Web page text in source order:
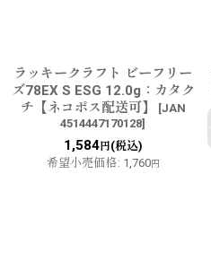
ラッキークラフト ビーフリー
ズ78EX S ESG 12.0g：カタク
チ【ネコポス配送可】
[JAN
4514447170128]
1,584円(税込)
希望小売価格: 1,760円